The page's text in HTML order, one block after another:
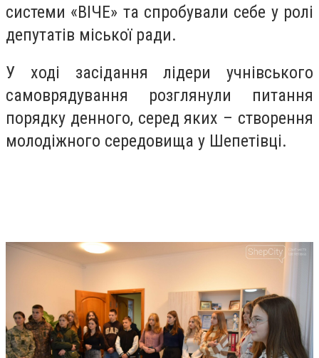
системи «ВІЧЕ» та спробували себе у ролі
депутатів міської ради.
У ході засідання лідери учнівського
самоврядування розглянули питання
порядку денного, серед яких – створення
молодіжного середовища у Шепетівці.